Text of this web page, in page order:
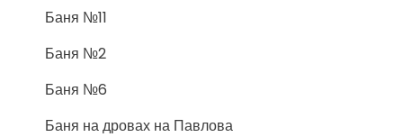
Баня №11
Баня №2
Баня №6
Баня на дровах на Павлова